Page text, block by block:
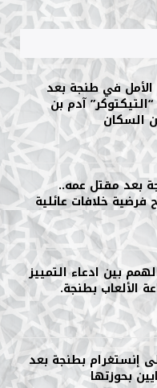
في طنجة بعد
آدم بن
السكان
بعد مقتل عمه..
فرضية خلافات عائلية
بين ادعاء التمييز
الألعاب بطنجة.
إنستغرام بطنجة بعد
بحوزتها